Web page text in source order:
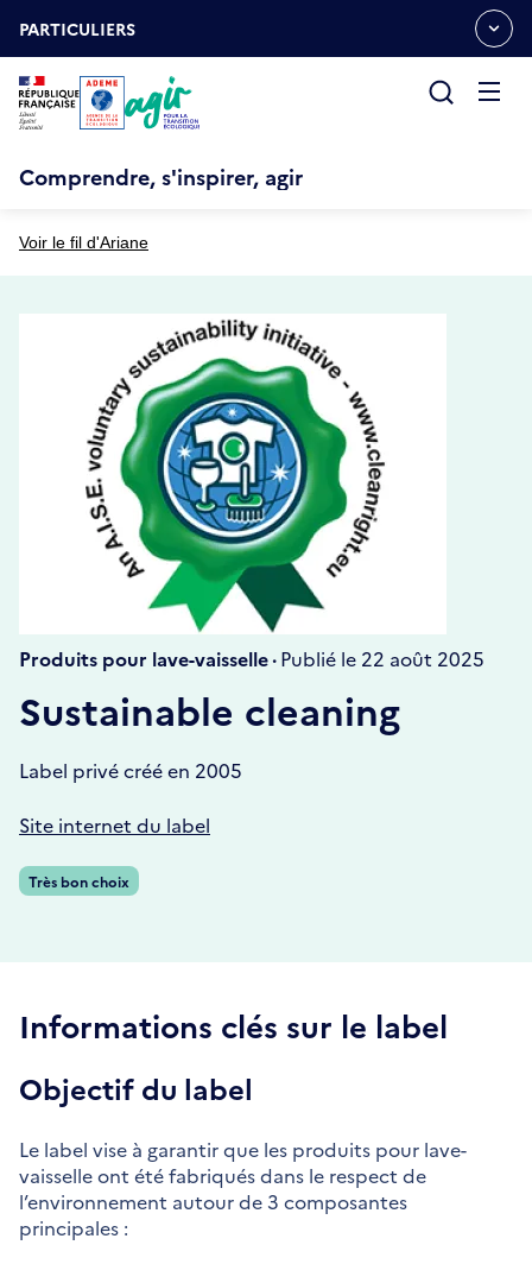
auOUVRIR
LE
MENU
ESPACE
PARTICULIERS
Comprendre, s'inspirer, agir
Voir le fil d'Ariane
Produits pour lave-vaisselle ·Publié le 22 août 2025
Sustainable cleaning
Label privé créé en 2005
Site internet du label
Très bon choix
Informations clés sur le label
Objectif du label
Le label vise à garantir que les produits pour lave-
vaisselle ont été fabriqués dans le respect de
l’environnement autour de 3 composantes
principales :